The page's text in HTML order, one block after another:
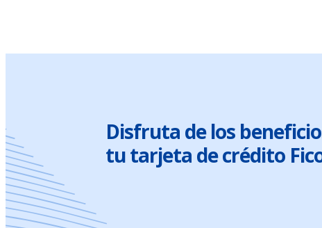
Disfruta de los
tu tarjeta de crédito